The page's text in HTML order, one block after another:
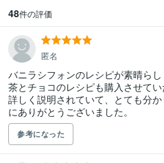
48件の評価
匿名
バニラシフォンのレシピが素晴ら
茶とチョコのレシピも購入させて
詳しく説明されていて、とても分
にありがとうございました。
参考になった